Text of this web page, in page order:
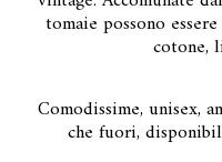
tomaie possono
cotone,
Comodissime, unisex,
che fuori,